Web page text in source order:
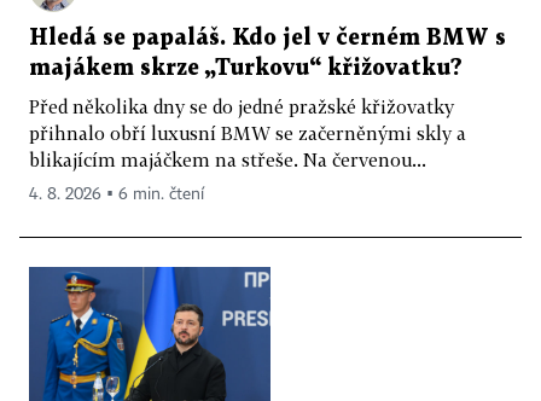
Hledá se papaláš. Kdo jel v černém BMW s
majákem skrze „Turkovu“ křižovatku?
Před několika dny se do jedné pražské křižovatky
přihnalo obří luxusní BMW se začerněnými skly a
blikajícím majáčkem na střeše. Na červenou...
4. 8. 2026 ▪ 6 min. čtení